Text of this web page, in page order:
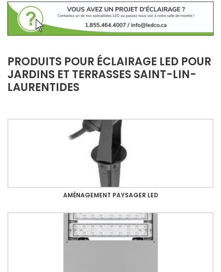
PRODUITS POUR ÉCLAIRAGE LED POUR
JARDINS ET TERRASSES SAINT-LIN-
LAURENTIDES
AMÉNAGEMENT PAYSAGER LED